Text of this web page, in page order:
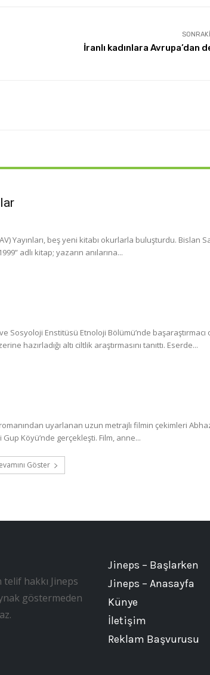
İranlı kadınlara Avrupa’dan
Yayınları, beş yeni kitabı okurlarla buluşturdu. Bislan
adlı kitap; yazarın anılarına...
Sosyoloji Enstitüsü Etnoloji Bölümü’nde başaraştırmacı
hazırladığı altı ciltlik araştırmasını tanıttı. Eserde...
uyarlanan uzun metrajlı filmin çekimleri
Köyü’nde gerçekleşti. Film, anne...
Göster
telif hakkı Jineps
göstermeden
Jineps – Başlarken
Jineps – Anasayfa
Künye
İletişim
Reklam Başvurusu